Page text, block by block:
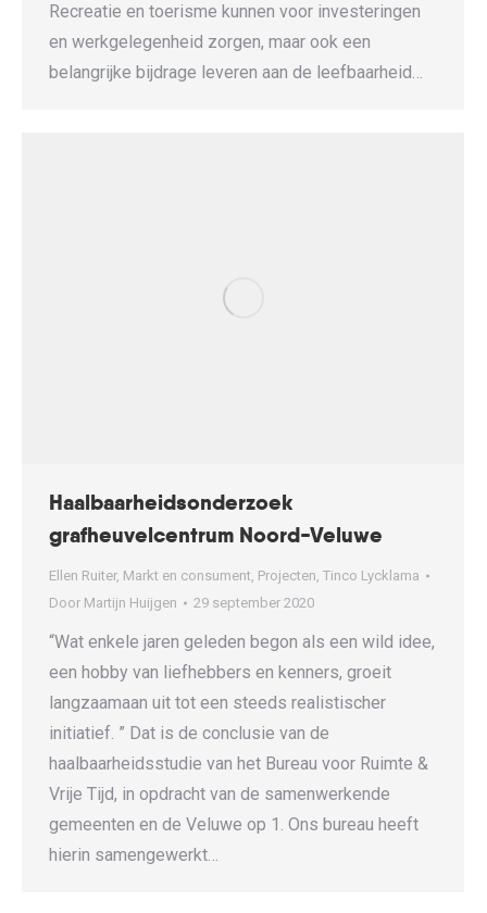
Recreatie en toerisme kunnen voor investeringen
en werkgelegenheid zorgen, maar ook een
belangrijke bijdrage leveren aan de leefbaarheid…
Haalbaarheidsonderzoek
grafheuvelcentrum Noord-Veluwe
Ellen Ruiter, Markt en consument, Projecten, Tinco Lycklama
Door Martijn Huijgen 29 september 2020
“Wat enkele jaren geleden begon als een wild idee,
een hobby van liefhebbers en kenners, groeit
langzaamaan uit tot een steeds realistischer
initiatief. ” Dat is de conclusie van de
haalbaarheidsstudie van het Bureau voor Ruimte &
Vrije Tijd, in opdracht van de samenwerkende
gemeenten en de Veluwe op 1. Ons bureau heeft
hierin samengewerkt…